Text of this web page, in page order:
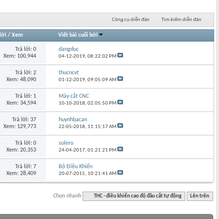
Công cụ diễn đàn Tìm kiếm diễn đàn
/ Xem Viết bài cuối bởi
Trả lời: 0
Xem: 100,944
dangduc
04-12-2019,08:22:02 PM
Trả lời: 2
Xem: 48,090
thucncvt
01-12-2019,09:05:09 AM
Trả lời: 1
Xem: 34,594
Máy cắt CNC
10-10-2018,02:05:50 PM
Trả lời: 37
Xem: 129,773
huynhbacan
22-05-2018, 11:15:17 AM
Trả lời: 0
Xem: 20,353
solero
24-04-2017,01:21:21 PM
Trả lời: 7
Xem: 28,409
Bộ Điều Khiển
20-07-2015, 10:21:41 AM
Chọn nhanh THC - điều khiển cao độ đầu cắt tự động Lên trên